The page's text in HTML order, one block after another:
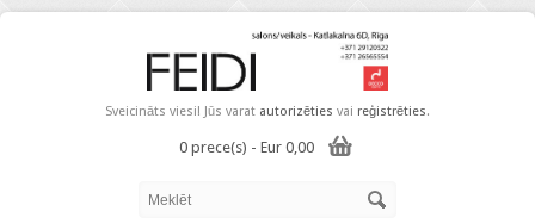
Sveicināts viesi! Jūs varat autorizēties vai reģistrēties.
0 prece(s) - Eur 0,00